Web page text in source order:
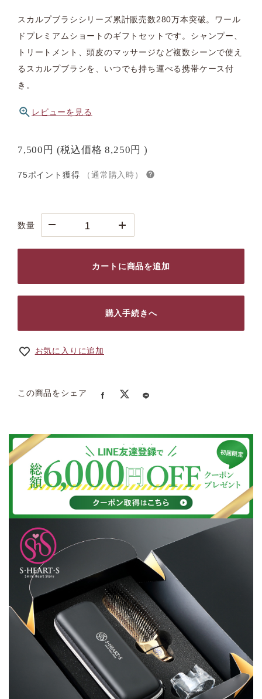
スカルプブラシシリーズ累計販売数280万本突破。ワール
ドプレミアムショートのギフトセットです。シャンプー、
トリートメント、頭皮のマッサージなど複数シーンで使え
るスカルプブラシを、いつでも持ち運べる携帯ケース付
き。
レビューを見る
7,500円 (税込価格8,250円 )
75ポイント獲得 （通常購入時）
数量
カートに商品を追加
購入手続きへ
お気に入りに追加
この商品をシェア